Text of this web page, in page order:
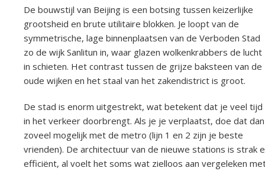
De bouwstijl van Beijing is een botsing tussen keizerlijke
grootsheid en brute utilitaire blokken. Je loopt van de
symmetrische, lage binnenplaatsen van de Verboden Stad
zo de wijk Sanlitun in, waar glazen wolkenkrabbers de lucht
in schieten. Het contrast tussen de grijze baksteen van de
oude wijken en het staal van het zakendistrict is groot.
De stad is enorm uitgestrekt, wat betekent dat je veel tijd
in het verkeer doorbrengt. Als je je verplaatst, doe dat dan
zoveel mogelijk met de metro (lijn 1 en 2 zijn je beste
vrienden). De architectuur van de nieuwe stations is strak
efficiënt, al voelt het soms wat zielloos aan vergeleken